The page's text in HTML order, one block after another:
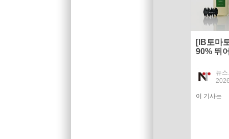
[IB토마
90% 뛰
뉴
이 기사는